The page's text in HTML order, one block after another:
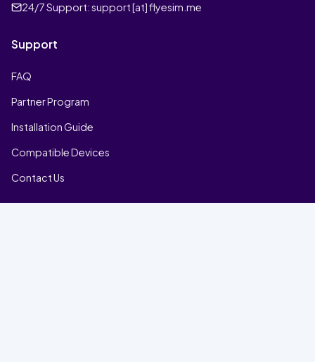
24/7 Support:support [at] flyesim.me
Support
FAQ
Partner Program
Installation Guide
Compatible Devices
Contact Us